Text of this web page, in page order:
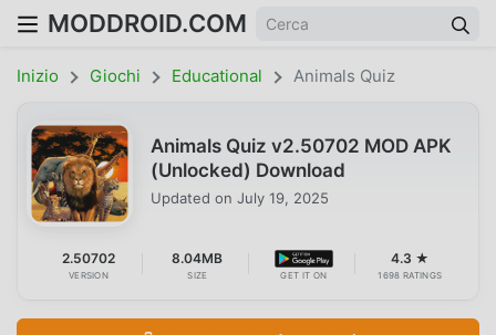
MODDROID.COM
Inizio Giochi Educational Animals Quiz
Animals Quiz v2.50702 MOD APK
(Unlocked) Download
Updated on July 19, 2025
2.50702
VERSION
8.04MB
SIZE GET IT ON
4.3 ★
1698 RATINGS